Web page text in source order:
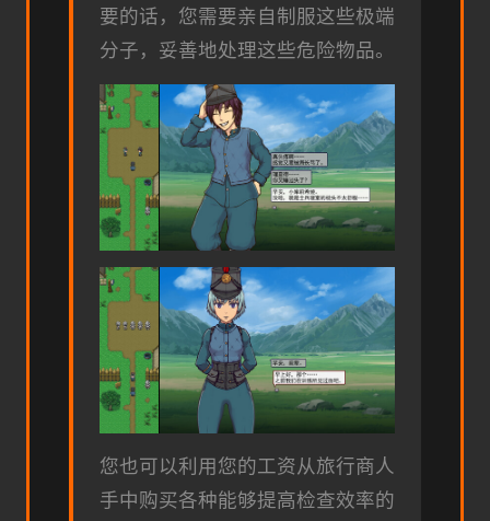
要的话，您需要亲自制服这些极端
分子，妥善地处理这些危险物品。
您也可以利用您的工资从旅行商人
手中购买各种能够提高检查效率的